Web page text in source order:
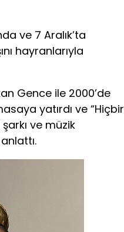
ve 7 Aralık’ta
hayranlarıyla
Gence ile 2000’de
yatırdı ve “Hiçbir
ve müzik